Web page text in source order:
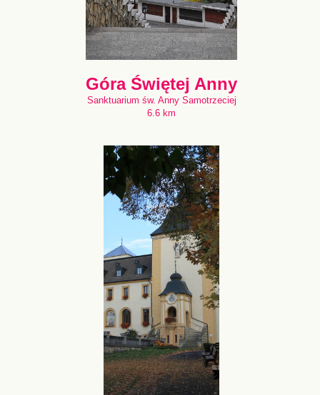
Góra Świętej Anny
Sanktuarium św. Anny Samotrzeciej
6.6 km